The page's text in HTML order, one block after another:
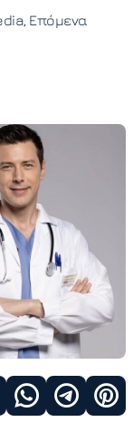
Επόμενα